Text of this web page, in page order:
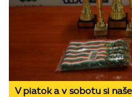
V piatok a v sobotu si